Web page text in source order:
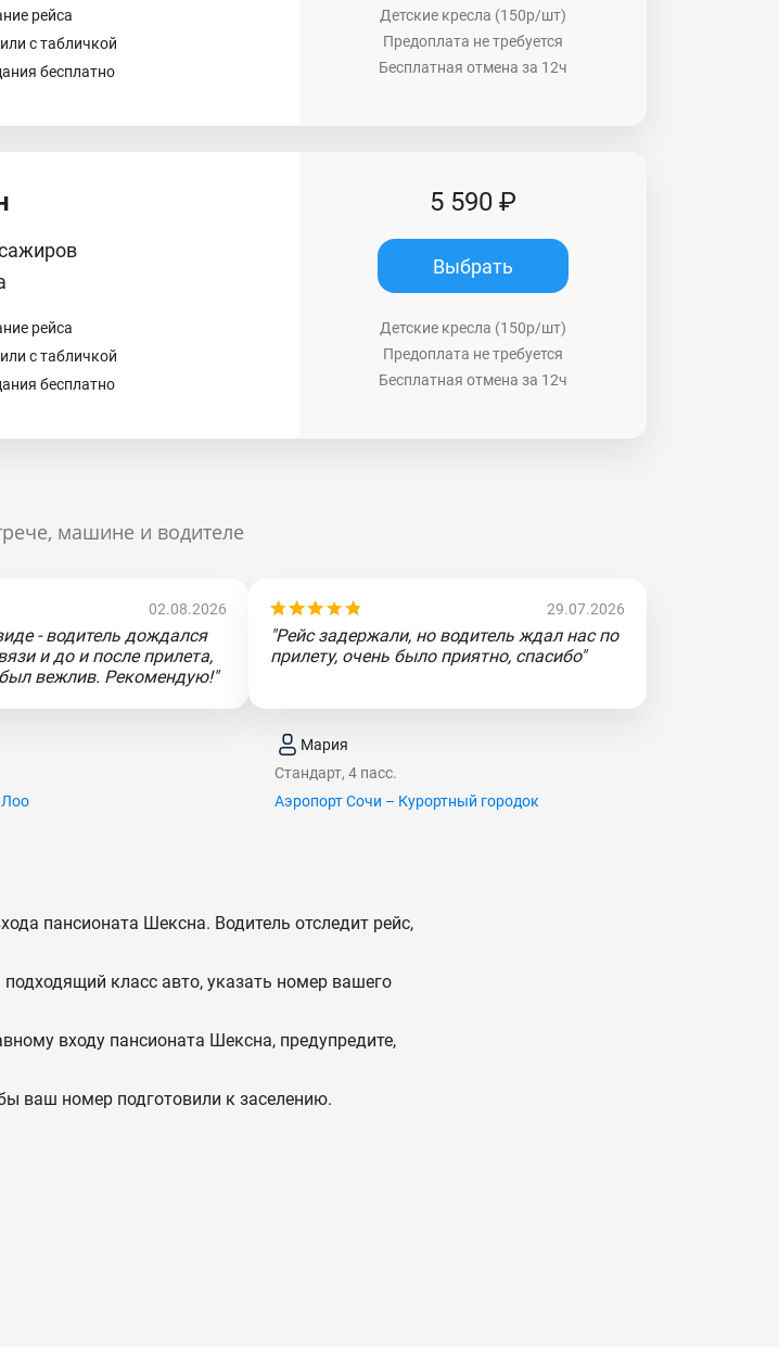
рейса
с табличкой
бесплатно
Детские кресла (150р/шт)
Предоплата не требуется
Бесплатная отмена за 12ч
рейса
с табличкой
бесплатно
5 590 ₽
Выбрать
Детские кресла (150р/шт)
Предоплата не требуется
Бесплатная отмена за 12ч
машине и водителе
02.08.2026
- водитель дождался
и до и после прилета,
вежлив. Рекомендую!"
29.07.2026
"Рейс задержали, но водитель ждал нас по
прилету, очень было приятно, спасибо"
Мария
Стандарт, 4 пасс.
Аэропорт Сочи – Курортный городок
пансионата Шексна. Водитель отследит рейс,
класс авто, указать номер вашего
входу пансионата Шексна, предупредите,
ваш номер подготовили к заселению.